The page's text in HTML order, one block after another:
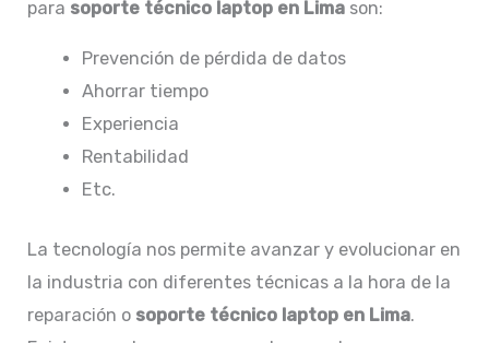
para soporte técnico laptop en Lima son:
Prevención de pérdida de datos
Ahorrar tiempo
Experiencia
Rentabilidad
Etc.
La tecnología nos permite avanzar y evolucionar en
la industria con diferentes técnicas a la hora de la
reparación o soporte técnico laptop en Lima.